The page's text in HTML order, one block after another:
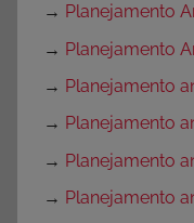
→ Planejamento
→ Planejamento
→ Planejamento
→ Planejamento
→ Planejamento
→ Planejamento